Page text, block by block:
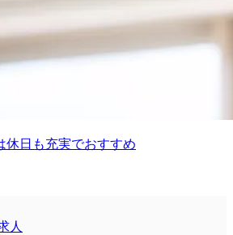
休日も充実でおすすめ
人